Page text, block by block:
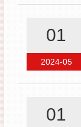
2024-05
01
01